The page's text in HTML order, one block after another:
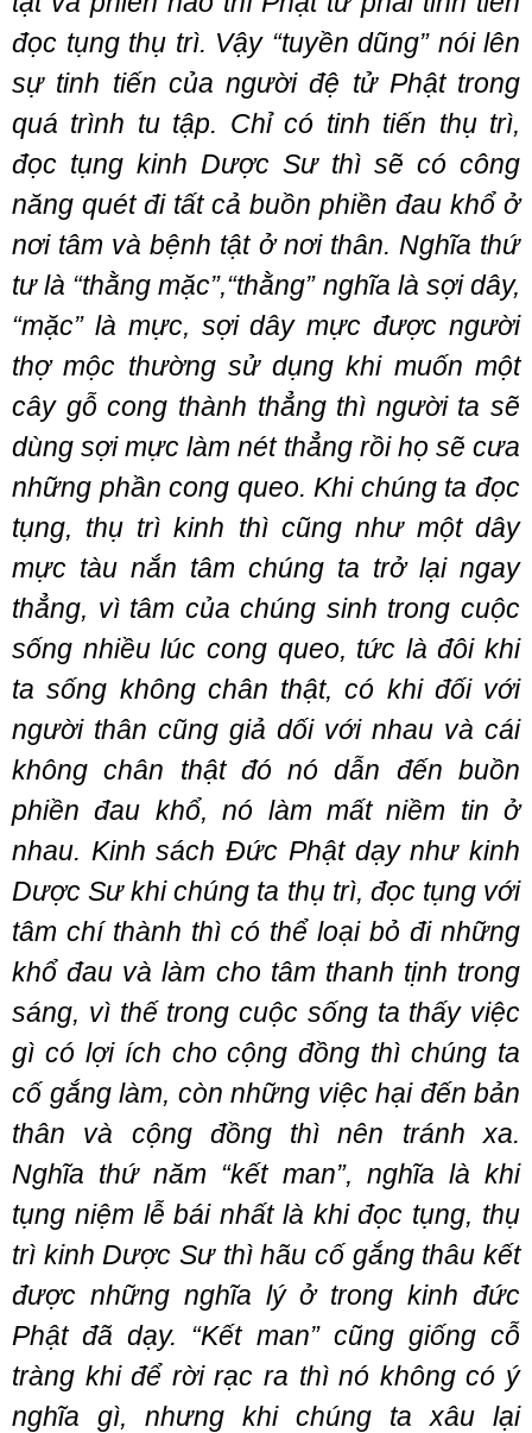
đọc tụng thụ trì. Vậy “tuyền dũng” nói lên
sự tinh tiến của người đệ tử Phật trong
quá trình tu tập. Chỉ có tinh tiến thụ trì,
đọc tụng kinh Dược Sư thì sẽ có công
năng quét đi tất cả buồn phiền đau khổ ở
nơi tâm và bệnh tật ở nơi thân. Nghĩa thứ
tư là “thằng mặc”,“thằng” nghĩa là sợi dây,
“mặc” là mực, sợi dây mực được người
thợ mộc thường sử dụng khi muốn một
cây gỗ cong thành thẳng thì người ta sẽ
dùng sợi mực làm nét thẳng rồi họ sẽ cưa
những phần cong queo. Khi chúng ta đọc
tụng, thụ trì kinh thì cũng như một dây
mực tàu nắn tâm chúng ta trở lại ngay
thẳng, vì tâm của chúng sinh trong cuộc
sống nhiều lúc cong queo, tức là đôi khi
ta sống không chân thật, có khi đối với
người thân cũng giả dối với nhau và cái
không chân thật đó nó dẫn đến buồn
phiền đau khổ, nó làm mất niềm tin ở
nhau. Kinh sách Đức Phật dạy như kinh
Dược Sư khi chúng ta thụ trì, đọc tụng với
tâm chí thành thì có thể loại bỏ đi những
khổ đau và làm cho tâm thanh tịnh trong
sáng, vì thế trong cuộc sống ta thấy việc
gì có lợi ích cho cộng đồng thì chúng ta
cố gắng làm, còn những việc hại đến bản
thân và cộng đồng thì nên tránh xa.
Nghĩa thứ năm “kết man”, nghĩa là khi
tụng niệm lễ bái nhất là khi đọc tụng, thụ
trì kinh Dược Sư thì hãu cố gắng thâu kết
được những nghĩa lý ở trong kinh đức
Phật đã dạy. “Kết man” cũng giống cỗ
tràng khi để rời rạc ra thì nó không có ý
nghĩa gì, nhưng khi chúng ta xâu lại